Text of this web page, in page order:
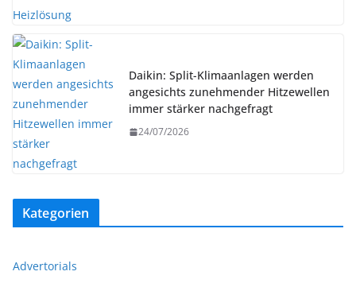
Daikin: Split-Klimaanlagen werden
angesichts zunehmender Hitzewellen
immer stärker nachgefragt
24/07/2026
Kategorien
Advertorials